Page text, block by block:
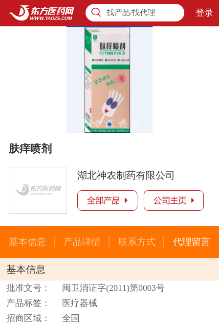
找产品/找代理 登录
肤痒喷剂
湖北神农制药有限公司
基本信息 产品详情 联系方式 代理留言
基本信息
批准文号：
闽卫消证字(2011)第0003号
产品标签：
医疗器械
招商区域：
全国